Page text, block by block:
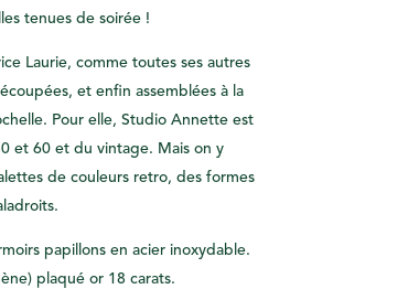
tenues de soirée !
Laurie, comme toutes ses autres
et enfin assemblées à la
Pour elle, Studio Annette est
et 60 et du vintage. Mais on y
de couleurs retro, des formes
papillons en acier inoxydable.
plaqué or 18 carats.